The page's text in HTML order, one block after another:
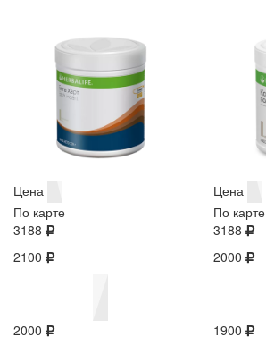
Цена
По карте
3188
2100
2000
Цена
По карте
3188
2000
1900